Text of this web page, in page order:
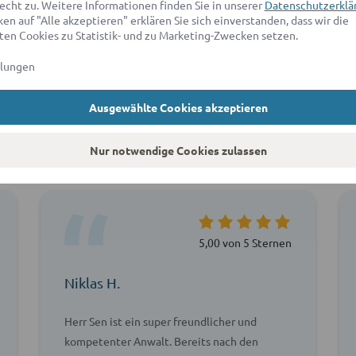
unsere Kunden über
5,00 von 5 Sternen
Niklas H.
Herr Sen ist ein super freundlicher und
kompetenter Anwalt. Bereits nach den
zu. Weitere Informationen finden Sie in unserer
auf "Alle akzeptieren" erklären Sie sich einverstanden, dass wir die
Cookies zu Statistik- und zu Marketing-Zwecken setzen.
Ausgewählte Cookies akzeptieren
Nur notwendige Cookies zulassen